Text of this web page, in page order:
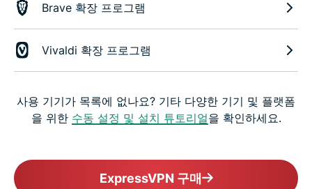
Brave 확장 프로그램
Vivaldi 확장 프로그램
사용 기기가 목록에 없나요? 기타 다양한 기기 및 플랫폼
을 위한 수동 설정 및 설치 튜토리얼을 확인하세요.
ExpressVPN 구매